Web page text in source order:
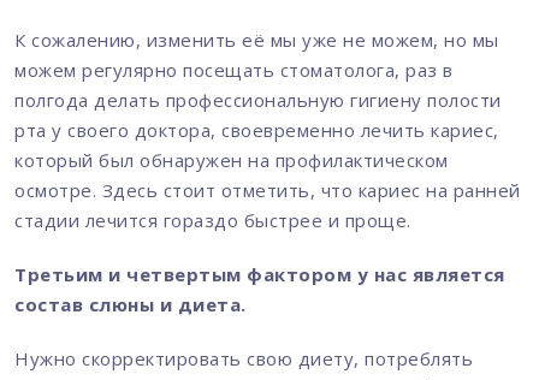
К сожалению, изменить её мы уже не можем, но мы
можем регулярно посещать стоматолога, раз в
полгода делать профессиональную гигиену полости
рта у своего доктора, своевременно лечить кариес,
который был обнаружен на профилактическом
осмотре. Здесь стоит отметить, что кариес на ранней
стадии лечится гораздо быстрее и проще.
Третьим и четвертым фактором у нас является
состав слюны и диета.
Нужно скорректировать свою диету, потреблять